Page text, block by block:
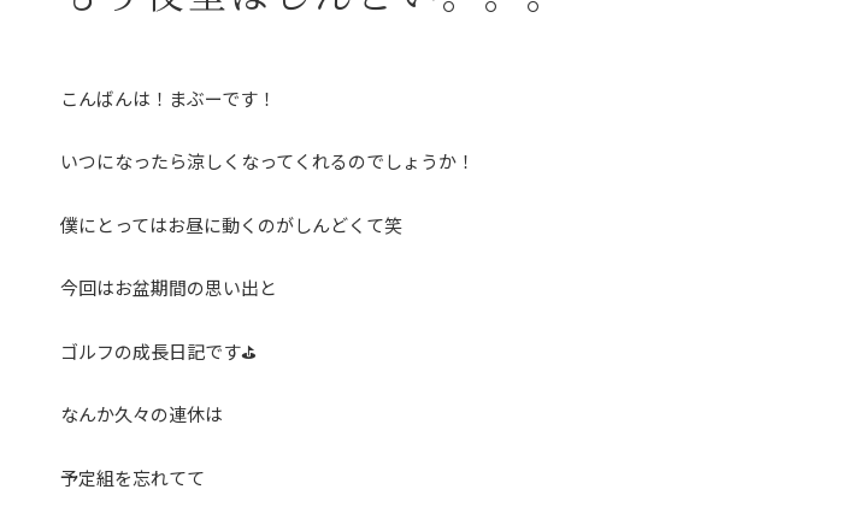
こんばんは！まぶーです！
いつになったら涼しくなってくれるのでしょうか！
僕にとってはお昼に動くのがしんどくて笑
今回はお盆期間の思い出と
ゴルフの成長日記です⛳️
なんか久々の連休は
予定組を忘れてて